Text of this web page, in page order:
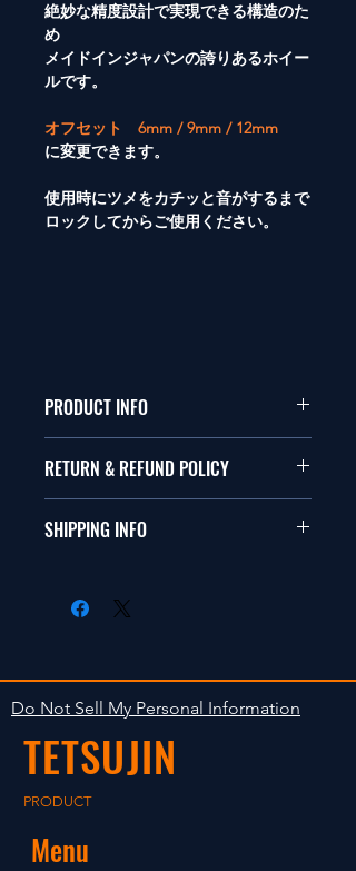
絶妙な精度設計で実現できる構造のた
め
メイドインジャパンの誇りあるホイー
ルです。
オフセット 6mm / 9mm / 12mm
に変更できます。
使用時にツメをカチッと音がするまで
ロックしてからご使用ください。
PRODUCT INFO
TEAM-TETSUJINの２ピースリムは
世界特許取得製品です。
３段階（3mm間隔）でオフセットの
変更ができます。
一度ロックしたディスクは外さないで
使用しないでください。
RETURN & REFUND POLICY
ません。商品到着後、万一商品に問題
致しかねます。
SHIPPING INFO
りますので在庫が無くなる場合もあり
Do Not Sell My Personal Information
TETSUJIN
PRODUCT
Menu